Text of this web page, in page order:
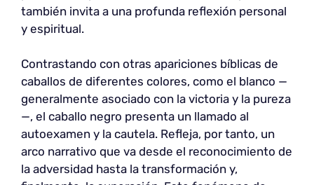
también invita a una profunda reflexión personal
y espiritual.
Contrastando con otras apariciones bíblicas de
caballos de diferentes colores, como el blanco —
generalmente asociado con la victoria y la pureza
—, el caballo negro presenta un llamado al
autoexamen y la cautela. Refleja, por tanto, un
arco narrativo que va desde el reconocimiento de
la adversidad hasta la transformación y,